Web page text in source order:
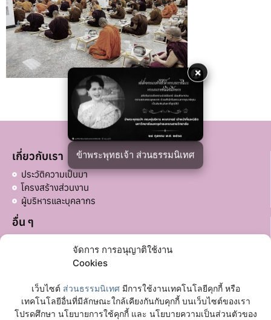
จัดการ การอนุญาติใช้งาน
Cookies
เว็บไซต์ ส่วนธรรมนิเทศมีการใช้งานเทคโนโลยีคุกกี้ หรือ
เทคโนโลยีอื่นที่มีลักษณะใกล้เคียงกันกับคุกกี้ บนเว็บไซต์ของเรา
โปรดศึกษา นโยบายการใช้คุกกี้ และ นโยบายความเป็นส่วนตัวของ
×
ข้าพระพุทธเจ้า ส่วนธรรมนิเทศ
เกี่ยวกับเรา
ประวัติความเป็นมา
โครงสร้างส่วนงาน
ผู้บริหารและบุคลากร
อื่น ๆ
ลิงก์ที่เกี่ยวข้อง
มหาวิทยาลัยมหาจุฬาลงกรณราชวิทยาลัย
เฟซบุ๊กเพจ